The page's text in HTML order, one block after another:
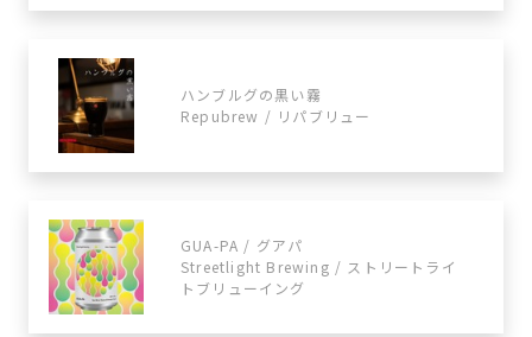
ハンブルグの黒い霧
Repubrew / リパブリュー
GUA-PA / グアパ
Streetlight Brewing / ストリートライ
トブリューイング